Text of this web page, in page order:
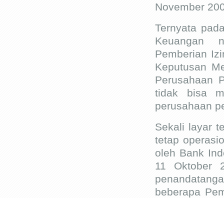
November
Ternyata
Keuangan
Pemberian
Keputusan
Perusahaan
tidak bisa
perusahaan
Sekali layar
tetap
oleh Bank
11 Oktober
beberapa